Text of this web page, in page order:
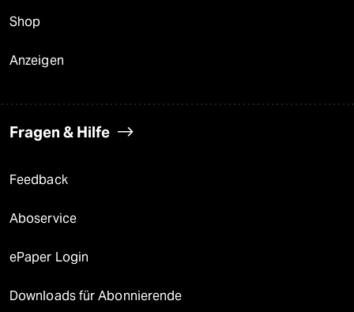
Shop
Anzeigen
Fragen & Hilfe
Feedback
Aboservice
ePaper Login
Downloads für Abonnierende